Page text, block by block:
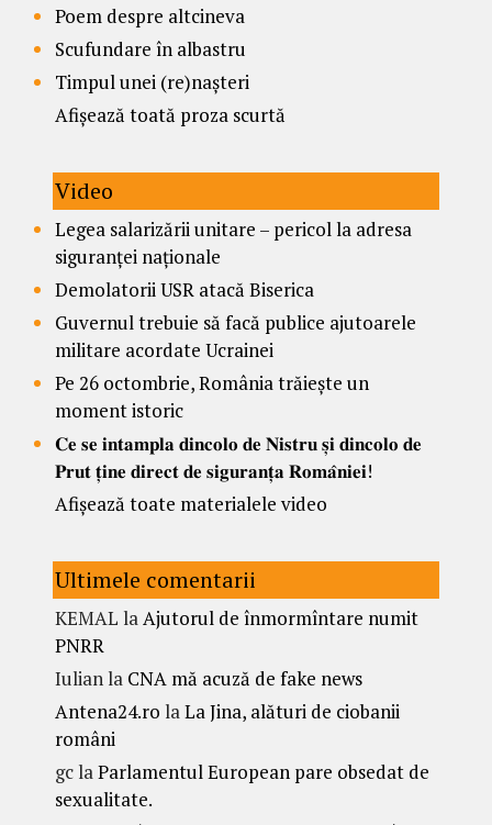
Poem despre altcineva
Scufundare în albastru
Timpul unei (re)nașteri
Afișează toată proza scurtă
Video
Legea salarizării unitare – pericol la adresa
siguranței naționale
Demolatorii USR atacă Biserica
Guvernul trebuie să facă publice ajutoarele
militare acordate Ucrainei
Pe 26 octombrie, România trăiește un
moment istoric
𝐂𝐞 𝐬𝐞 𝐢𝐧𝐭𝐚𝐦𝐩𝐥𝐚 𝐝𝐢𝐧𝐜𝐨𝐥𝐨 𝐝𝐞 𝐍𝐢𝐬𝐭𝐫𝐮 𝐬̦𝐢 𝐝𝐢𝐧𝐜𝐨𝐥𝐨 𝐝𝐞
𝐏𝐫𝐮𝐭 𝐭̦𝐢𝐧𝐞 𝐝𝐢𝐫𝐞𝐜𝐭 𝐝𝐞 𝐬𝐢𝐠𝐮𝐫𝐚𝐧𝐭̦𝐚 𝐑𝐨𝐦𝐚̂𝐧𝐢𝐞𝐢!
Afișează toate materialele video
Ultimele comentarii
KEMAL laAjutorul de înmormîntare numit
PNRR
Iulianla CNA mă acuză de fake news
Antena24.ro laLa Jina, alături de ciobanii
români
gclaParlamentul European pare obsedat de
sexualitate.